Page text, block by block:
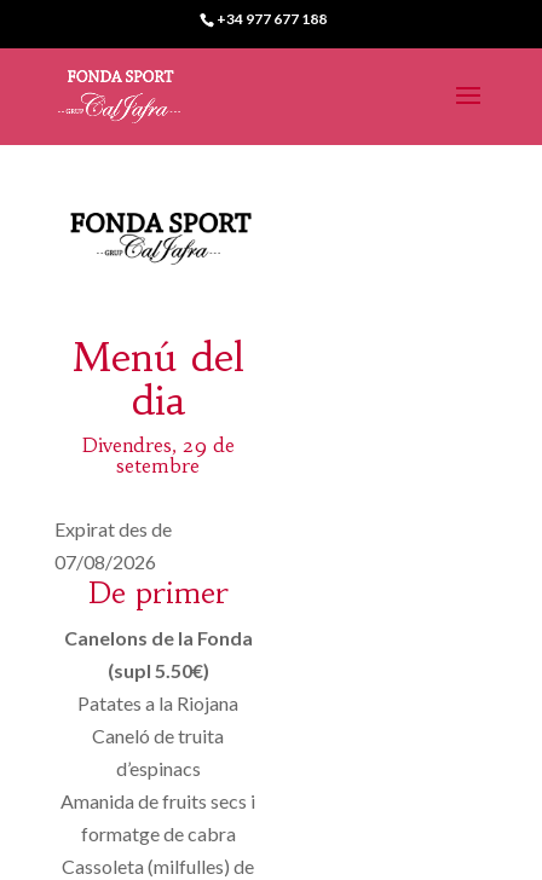
+34 977 677 188
Menú del
dia
Divendres, 29 de
setembre
Expirat des de
07/08/2026
De primer
Canelons de la Fonda
(supl 5.50€)
Patates a la Riojana
Caneló de truita
d’espinacs
Amanida de fruits secs i
formatge de cabra
Cassoleta (milfulles) de